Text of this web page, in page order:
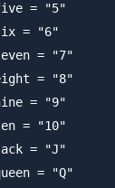
= "5"
= "6"
= "7"
= "8"
= "9"
= "10"
= "J"
= "Q"